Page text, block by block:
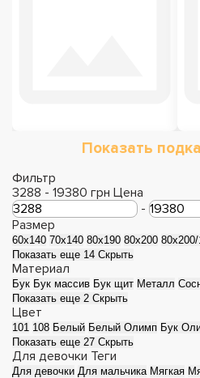
Детские кровати-
трансформеры
Показать
Фильтр
3288 - 19380 грн Цена
-
Размер
60х140 70x140 80x190 80x200
Показать еще 14 Скрыть
Материал
Бук Бук массив Бук щит Металл
Показать еще 2 Скрыть
Цвет
101 108 Белый Белый Олимп Бук
Показать еще 27 Скрыть
Для девочки Теги
Для девочки Для мальчика Мягкая